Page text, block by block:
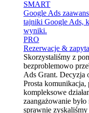
SMART
Google Ads
tajniki Google Ads,
wyniki.
PRO
Rezerwacje &
Skorzystaliśmy z
bezproblemowo
Ads Grant. Decyzja
Prosta komunikacja,
kompleksowe
zaangażowanie
sprawnie